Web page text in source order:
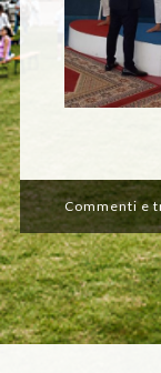
Commenti e